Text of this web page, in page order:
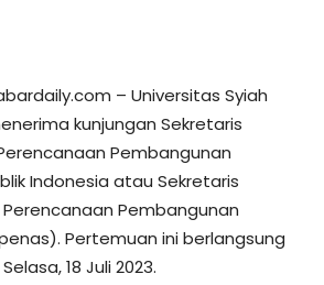
– Universitas Syiah
kunjungan Sekretaris
Pembangunan
Indonesia atau Sekretaris
Pembangunan
Pertemuan ini berlangsung
18 Juli 2023.